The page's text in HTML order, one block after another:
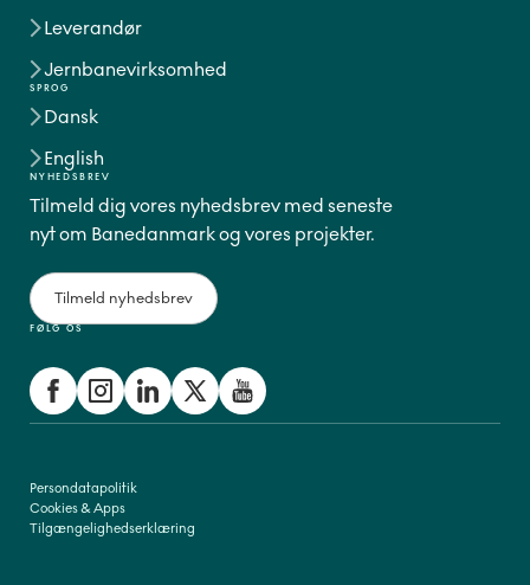
Leverandør
Jernbanevirksomhed
SPROG
Dansk
English
FØLG OS
NYHEDSBREV
Tilmeld dig vores nyhedsbrev med seneste
nyt om Banedanmark og vores projekter.
Tilmeld nyhedsbrev
Persondatapolitik
Cookies & Apps
Tilgængelighedserklæring